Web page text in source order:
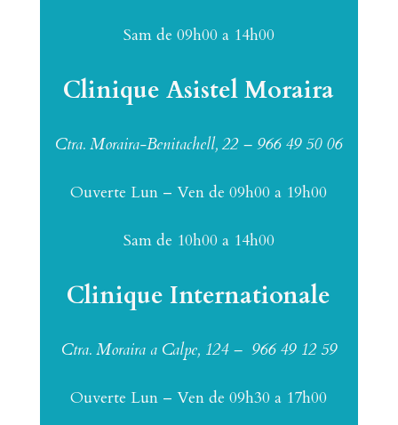
Sam de 09h00 a 14h00
Clinique Asistel Moraira
Ctra. Moraira-Benitachell, 22 – 966 49 50 06
Ouverte Lun – Ven de 09h00 a 19h00
Sam de 10h00 a 14h00
Clinique Internationale
Ctra. Moraira a Calpe, 124 – 966 49 12 59
Ouverte Lun – Ven de 09h30 a 17h00